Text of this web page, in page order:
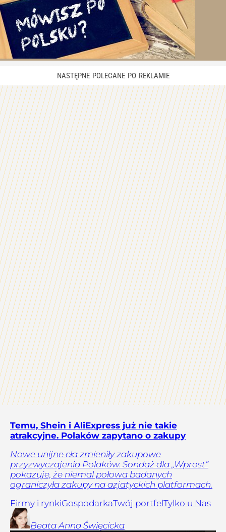
Temu, Shein i AliExpress już nie takie
atrakcyjne. Polaków zapytano o zakupy
Nowe unijne cła zmieniły zakupowe
przyzwyczajenia Polaków. Sondaż dla „Wprost”
pokazuje, że niemal połowa badanych
ograniczyła zakupy na azjatyckich platformach.
Firmy i rynkiGospodarkaTwój portfelTylko u Nas
Beata Anna Święcicka